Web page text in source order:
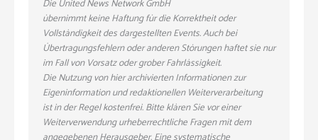
Die United News Network GmbH
übernimmt keine Haftung für die Korrektheit oder
Vollständigkeit des dargestellten Events. Auch bei
Übertragungsfehlern oder anderen Störungen haftet sie nur
im Fall von Vorsatz oder grober Fahrlässigkeit.
Die Nutzung von hier archivierten Informationen zur
Eigeninformation und redaktionellen Weiterverarbeitung
ist in der Regel kostenfrei. Bitte klären Sie vor einer
Weiterverwendung urheberrechtliche Fragen mit dem